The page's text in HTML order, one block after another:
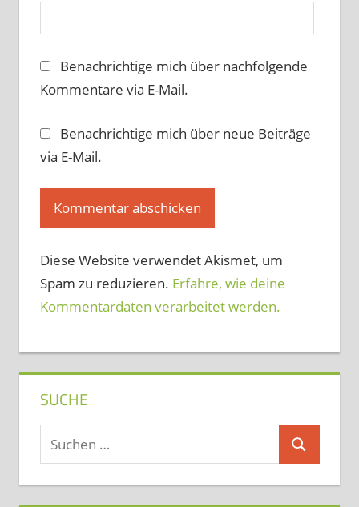
Benachrichtige mich über nachfolgende
Kommentare via E-Mail.
Benachrichtige mich über neue Beiträge
via E-Mail.
Diese Website verwendet Akismet, um
Spam zu reduzieren. Erfahre, wie deine
Kommentardaten verarbeitet werden.
SUCHE
Suchen
nach:
Suchen